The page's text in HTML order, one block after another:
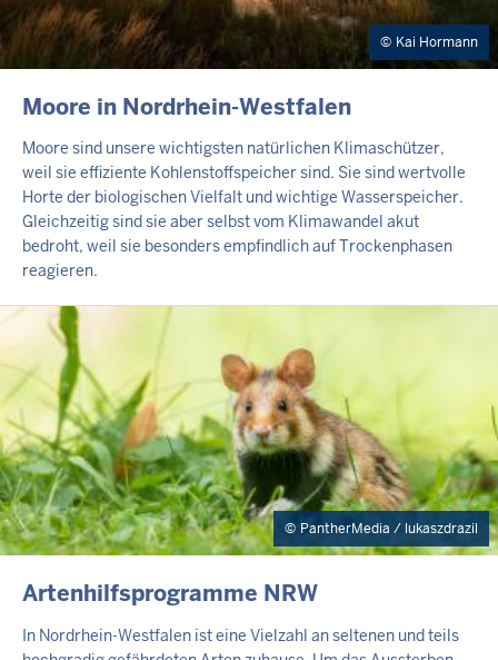
Kai Hormann
INHALTSSEITE
Moore in Nordrhein-Westfalen
Moore sind unsere wichtigsten natürlichen Klimaschützer,
weil sie effiziente Kohlenstoffspeicher sind. Sie sind wertvolle
Horte der biologischen Vielfalt und wichtige Wasserspeicher.
Gleichzeitig sind sie aber selbst vom Klimawandel akut
bedroht, weil sie besonders empfindlich auf Trockenphasen
reagieren.
PantherMedia / lukaszdrazil
INHALTSSEITE
Artenhilfsprogramme NRW
In Nordrhein-Westfalen ist eine Vielzahl an seltenen und teils